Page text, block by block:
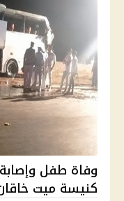
كنيسة ميت